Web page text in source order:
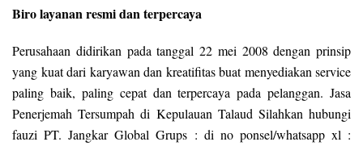
Biro layanan resmi dan terpercaya
Perusahaan didirikan pada tanggal 22 mei 2008 dengan prinsip
yang kuat dari karyawan dan kreatifitas buat menyediakan service
paling baik, paling cepat dan terpercaya pada pelanggan. Jasa
Penerjemah Tersumpah di Kepulauan Talaud Silahkan hubungi
fauzi PT. Jangkar Global Grups : di no ponsel/whatsapp xl :